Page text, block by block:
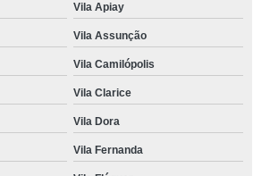
Vila Apiay
Vila Assunção
Vila Camilópolis
Vila Clarice
Vila Dora
Vila Fernanda